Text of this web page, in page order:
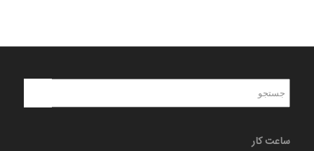
ساعت کار